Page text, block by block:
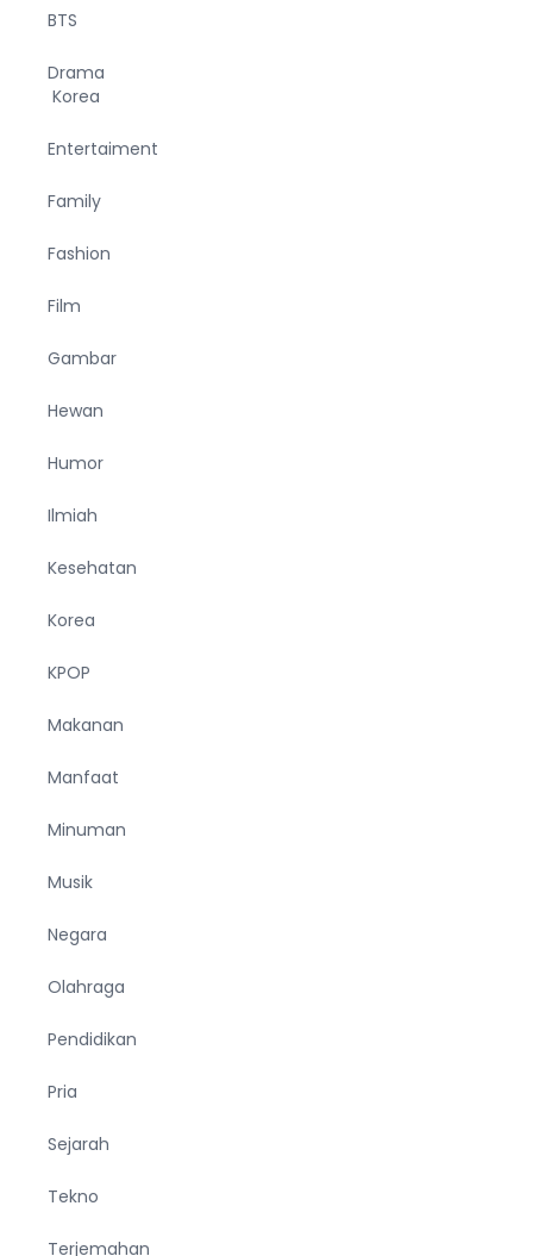
BTS
Drama
Korea
Entertaiment
Family
Fashion
Film
Gambar
Hewan
Humor
Ilmiah
Kesehatan
Korea
KPOP
Makanan
Manfaat
Minuman
Musik
Negara
Olahraga
Pendidikan
Pria
Sejarah
Tekno
Terjemahan